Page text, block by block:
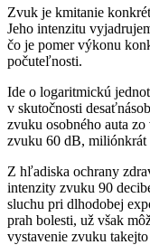
Zvuk je kmitanie
Jeho intenzitu
čo je pomer výkonu
počuteľnosti.
Ide o logaritmickú
v skutočnosti
zvuku osobného auta
zvuku 60 dB, miliónkrát
Z hľadiska ochrany
intenzity zvuku 90
sluchu pri dlhodobej
prah bolesti, už však
vystavenie zvuku